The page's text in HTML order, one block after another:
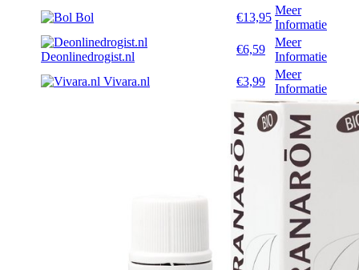
Bol
€13,95
Meer
Informatie
Deonlinedrogist.nl
€6,59
Meer
Informatie
Vivara.nl
€3,99
Meer
Informatie